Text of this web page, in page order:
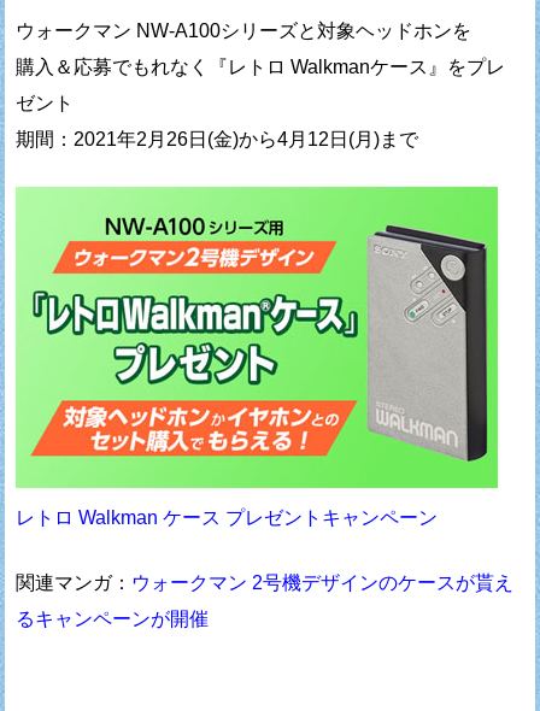
ウォークマン NW-A100シリーズと対象ヘッドホンを
購入＆応募でもれなく『レトロ Walkmanケース』をプレ
ゼント
期間：2021年2月26日(金)から4月12日(月)まで
レトロ Walkman ケース プレゼントキャンペーン
関連マンガ： ウォークマン 2号機デザインのケースが貰え
るキャンペーンが開催